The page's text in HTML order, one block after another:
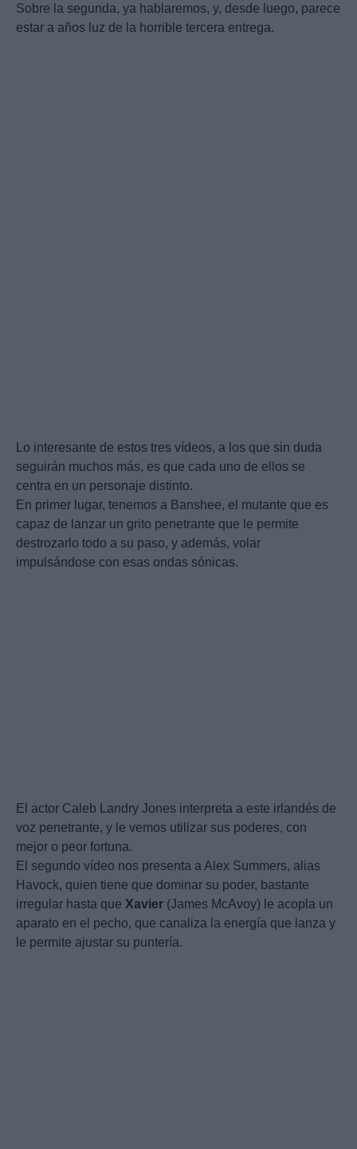
Sobre la segunda, ya hablaremos, y, desde luego, parece
estar a años luz de la horrible tercera entrega.
Lo interesante de estos tres vídeos, a los que sin duda
seguirán muchos más, es que cada uno de ellos se
centra en un personaje distinto.
En primer lugar, tenemos a Banshee, el mutante que es
capaz de lanzar un grito penetrante que le permite
destrozarlo todo a su paso, y además, volar
impulsándose con esas ondas sónicas.
El actor Caleb Landry Jones interpreta a este irlandés de
voz penetrante, y le vemos utilizar sus poderes, con
mejor o peor fortuna.
El segundo vídeo nos presenta a Alex Summers, alias
Havock, quien tiene que dominar su poder, bastante
irregular hasta que Xavier (James McAvoy) le acopla un
aparato en el pecho, que canaliza la energía que lanza y
le permite ajustar su puntería.